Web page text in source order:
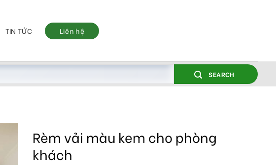
TIN TỨC Liên hệ
SEARCH
Rèm vải màu kem cho phòng
khách